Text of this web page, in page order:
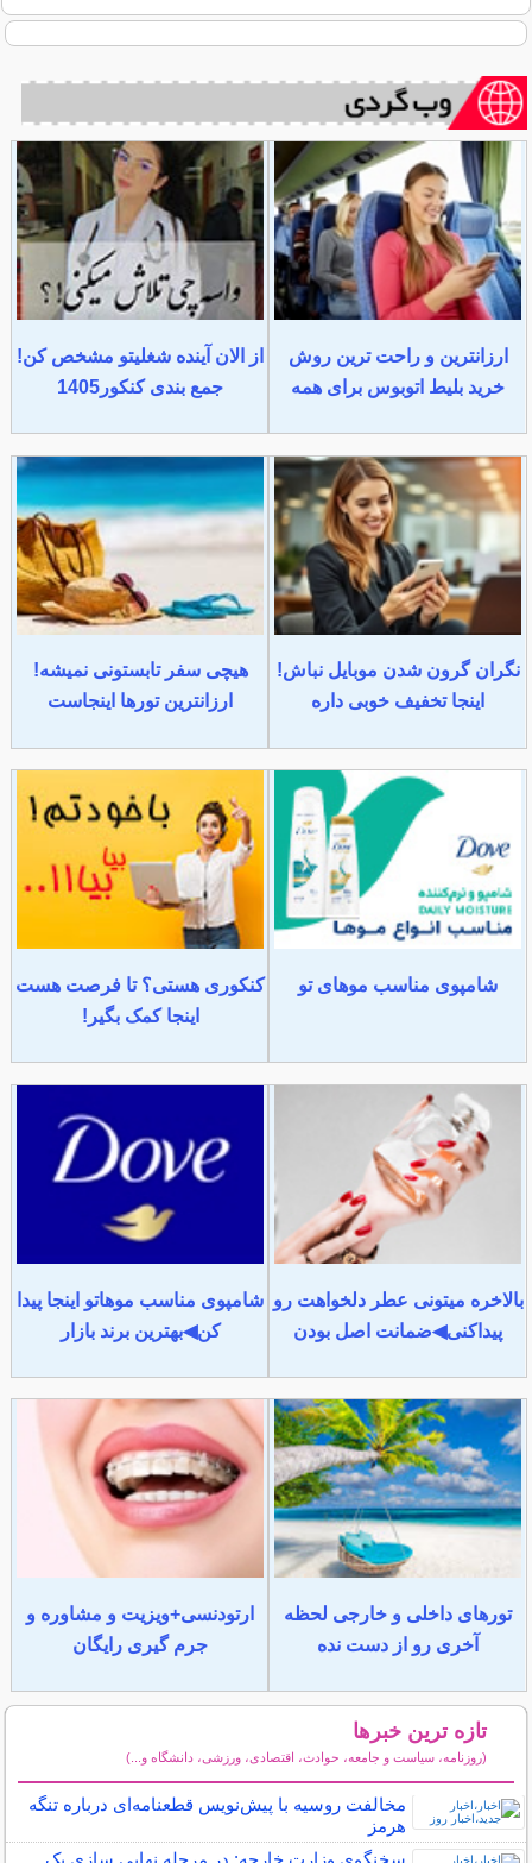
ارزانترین و راحت ترین روش
خرید بلیط اتوبوس برای همه
از الان آینده شغلیتو مشخص کن!
جمع بندی کنکور1405
نگران گرون شدن موبایل نباش!
اینجا تخفیف خوبی داره
هیچی سفر تابستونی نمیشه!
ارزانترین تورها اینجاست
شامپوی مناسب موهای تو
کنکوری هستی؟ تا فرصت هست
اینجا کمک بگیر!
بالاخره میتونی عطر دلخواهت رو
پیداکنی◀ضمانت اصل بودن
شامپوی مناسب موهاتو اینجا پیدا
کن◀بهترین برند بازار
تورهای داخلی و خارجی لحظه
آخری رو از دست نده
ارتودنسی+ویزیت و مشاوره و
جرم گیری رایگان
تازه ترین خبرها
(روزنامه، سیاست و جامعه، حوادث، اقتصادی، ورزشی، دانشگاه و...)
مخالفت روسیه با پیش‌نویس قطعنامه‌ای درباره تنگه
هرمز